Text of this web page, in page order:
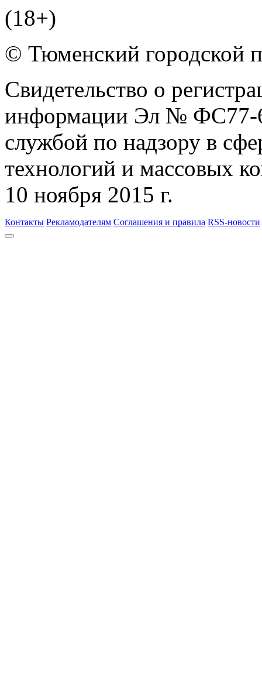
© Тюменский городской
Свидетельство о
информации Эл № ФС77-
службой по надзору в
технологий и массовых
10 ноября 2015 г.
Контакты Рекламодателям Соглашения и правила RSS-новости